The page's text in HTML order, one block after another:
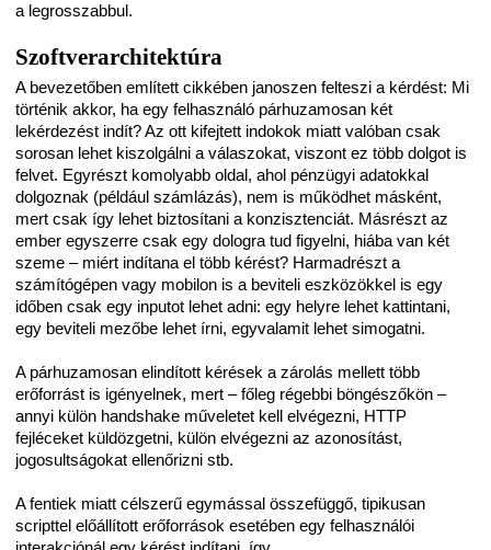
a legrosszabbul.
Szoftverarchitektúra
A bevezetőben említett cikkében janoszen felteszi a kérdést: Mi
történik akkor, ha egy felhasználó párhuzamosan két
lekérdezést indít? Az ott kifejtett indokok miatt valóban csak
sorosan lehet kiszolgálni a válaszokat, viszont ez több dolgot is
felvet. Egyrészt komolyabb oldal, ahol pénzügyi adatokkal
dolgoznak (például számlázás), nem is működhet másként,
mert csak így lehet biztosítani a konzisztenciát. Másrészt az
ember egyszerre csak egy dologra tud figyelni, hiába van két
szeme – miért indítana el több kérést? Harmadrészt a
számítógépen vagy mobilon is a beviteli eszközökkel is egy
időben csak egy inputot lehet adni: egy helyre lehet kattintani,
egy beviteli mezőbe lehet írni, egyvalamit lehet simogatni.
A párhuzamosan elindított kérések a zárolás mellett több
erőforrást is igényelnek, mert – főleg régebbi böngészőkön –
annyi külön handshake műveletet kell elvégezni, HTTP
fejléceket küldözgetni, külön elvégezni az azonosítást,
jogosultságokat ellenőrizni stb.
A fentiek miatt célszerű egymással összefüggő, tipikusan
scripttel előállított erőforrások esetében egy felhasználói